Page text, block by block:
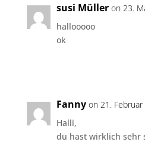
susi Müller on 23.
hallooooo
ok
Fanny on 21.
Halli,
du hast wirklich sehr